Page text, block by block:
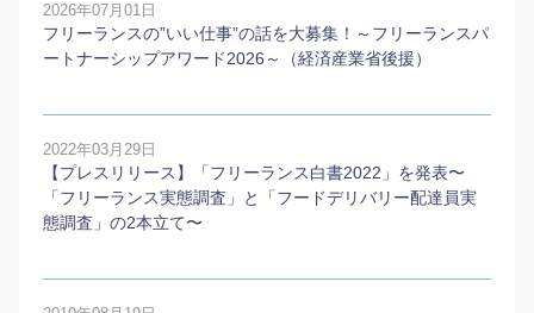
2026年07月01日
フリーランスの”いい仕事”の話を大募集！～フリーランスパ
ートナーシップアワード2026～（経済産業省後援）
2022年03月29日
【プレスリリース】「フリーランス白書2022」を発表〜
「フリーランス実態調査」と「フードデリバリー配達員実
態調査」の2本⽴て〜